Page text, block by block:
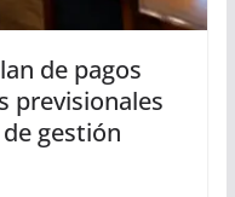
de pagos
previsionales
gestión